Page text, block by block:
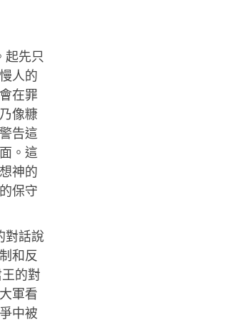
起先只
人的
在罪
像糠
告這
。這
神的
保守
對話說
和反
的對
軍看
中被